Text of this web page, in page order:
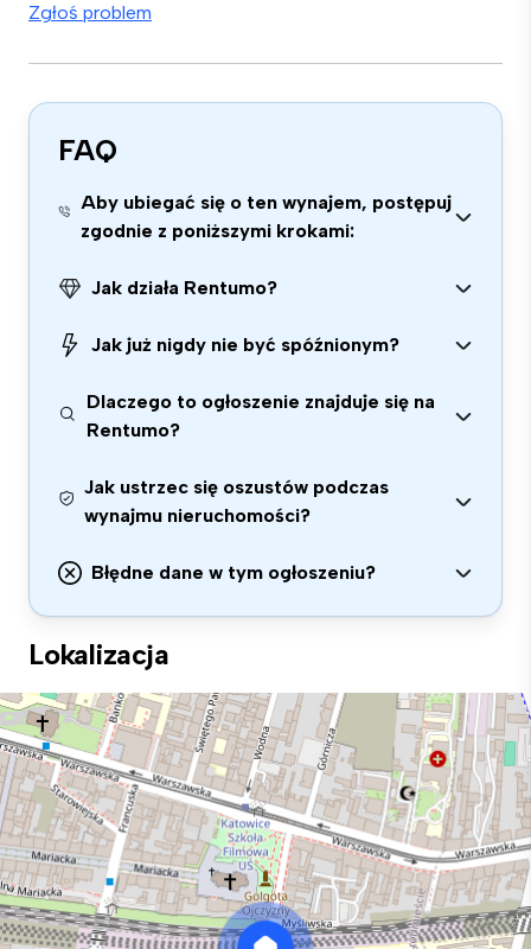
Zgłoś problem
FAQ
Aby ubiegać się o ten wynajem, postępuj
zgodnie z poniższymi krokami:
Jak działa Rentumo?
Jak już nigdy nie być spóźnionym?
Dlaczego to ogłoszenie znajduje się na
Rentumo?
Jak ustrzec się oszustów podczas
wynajmu nieruchomości?
Błędne dane w tym ogłoszeniu?
Lokalizacja